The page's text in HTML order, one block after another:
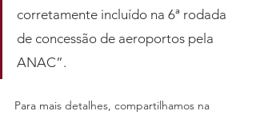
corretamente incluído na 6ª rodada
de concessão de aeroportos pela
ANAC”.
Para mais detalhes, compartilhamos na